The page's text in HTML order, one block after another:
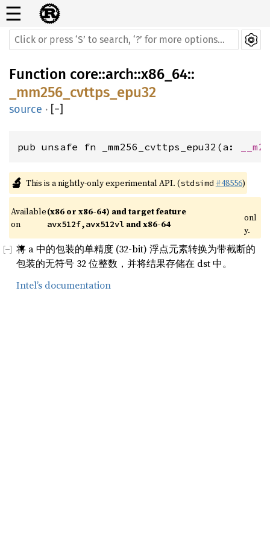
☰
Function core::arch::x86_64::
_mm256_cvttps_epu32
source · [−]
pub unsafe fn _mm256_cvttps_epu32(a:
🔬 This is a nightly-only experimental API. (stdsimd #48556)
Available
on
avx512f,avx512vl and x86-64
onl
y.
将 a 中的包装的单精度 (32-bit) 浮点元素转换为带截断的
包装的无符号 32 位整数，并将结果存储在 dst 中。
Intel’s documentation